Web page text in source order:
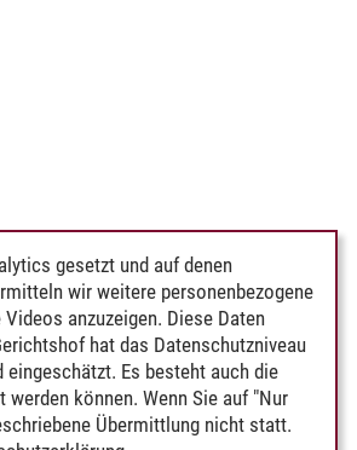
gesetzt und auf denen
wir weitere personenbezogene
anzuzeigen. Diese Daten
hat das Datenschutzniveau
eingeschätzt. Es besteht auch die
können. Wenn Sie auf "Nur
Übermittlung nicht statt.